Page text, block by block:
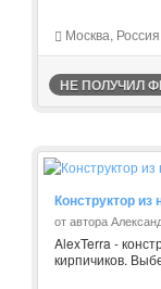
Москва, Россия
НЕ ПОЛУЧИЛ
Конструктор из
от автора
AlexTerra -
кирпичиков.